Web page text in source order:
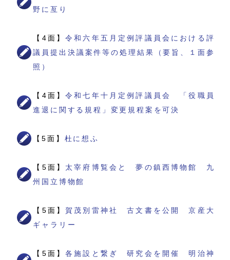
野に亙り
【4面】令和六年五月定例評議員会における評
議員提出決議案件等の処理結果（要旨、１面参
照）
【4面】令和七年十月定例評議員会 「役職員
進退に関する規程」変更規程案を可決
【5面】 杜に想ふ
【5面】 太宰府博覧会と 夢の鎮西博物館 九
州国立博物館
【5面】賀茂別雷神社 古文書を公開 京産大
ギャラリー
【5面】各施設と繋ぎ 研究会を開催 明治神